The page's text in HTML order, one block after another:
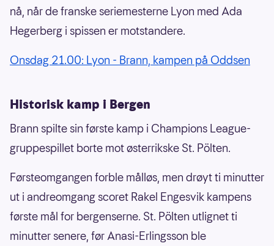
nå, når de franske seriemesterne Lyon med Ada
Hegerberg i spissen er motstandere.
Onsdag 21.00: Lyon - Brann, kampen på Oddsen
Historisk kamp i Bergen
Brann spilte sin første kamp i Champions League-
gruppespillet borte mot østerrikske St. Pölten.
Førsteomgangen forble målløs, men drøyt ti minutter
ut i andreomgang scoret Rakel Engesvik kampens
første mål for bergenserne. St. Pölten utlignet ti
minutter senere, før Anasi-Erlingsson ble